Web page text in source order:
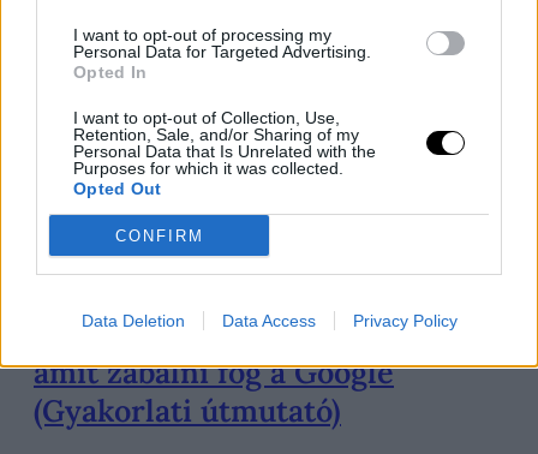
I want to opt-out of processing my
Personal Data for Targeted Advertising.
Opted In
I want to opt-out of Collection, Use,
Retention, Sale, and/or Sharing of my
Personal Data that Is Unrelated with the
Purposes for which it was collected.
Opted Out
CONFIRM
Data Deletion Data Access Privacy Policy
Hogyan írjunk SEO szöveget,
amit zabálni fog a Google
(Gyakorlati útmutató)